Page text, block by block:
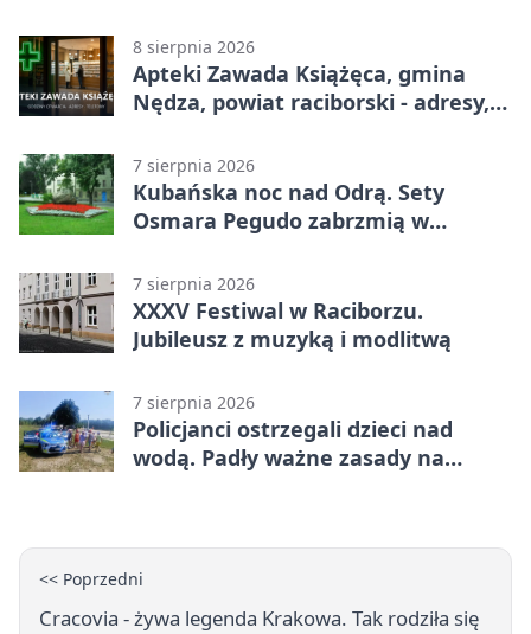
8 sierpnia 2026
Apteki Zawada Książęca, gmina
Nędza, powiat raciborski - adresy,
7 sierpnia 2026
Kubańska noc nad Odrą. Sety
Osmara Pegudo zabrzmią w
7 sierpnia 2026
XXXV Festiwal w Raciborzu.
Jubileusz z muzyką i modlitwą
7 sierpnia 2026
Policjanci ostrzegali dzieci nad
wodą. Padły ważne zasady na
<< Poprzedni
Cracovia - żywa legenda Krakowa. Tak rodziła się